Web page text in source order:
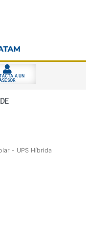
A UN
- UPS Híbrida